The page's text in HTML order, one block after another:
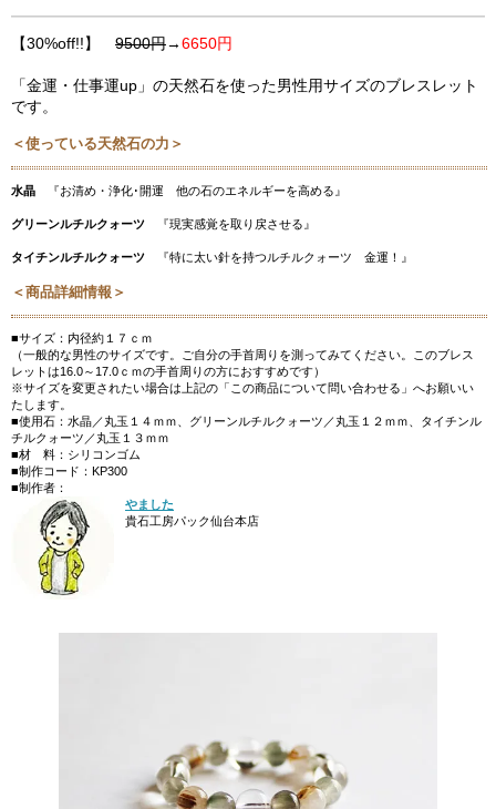
【30%off!!】 9500円→6650円
「金運・仕事運up」の天然石を使った男性用サイズのブレスレット
です。
＜使っている天然石の力＞
水晶 『お清め・浄化･開運 他の石のエネルギーを高める』
グリーンルチルクォーツ 『現実感覚を取り戻させる』
タイチンルチルクォーツ 『特に太い針を持つルチルクォーツ 金運！』
＜商品詳細情報＞
■サイズ：内径約１７ｃｍ
（一般的な男性のサイズです。ご自分の手首周りを測ってみてください。このブレス
レットは16.0～17.0ｃｍの手首周りの方におすすめです）
※サイズを変更されたい場合は上記の「この商品について問い合わせる」へお願いい
たします。
■使用石：水晶／丸玉１４ｍｍ、グリーンルチルクォーツ／丸玉１２ｍｍ、タイチンル
チルクォーツ／丸玉１３ｍｍ
■材 料：シリコンゴム
■制作コード：KP300
■制作者：
やました
貴石工房パック仙台本店